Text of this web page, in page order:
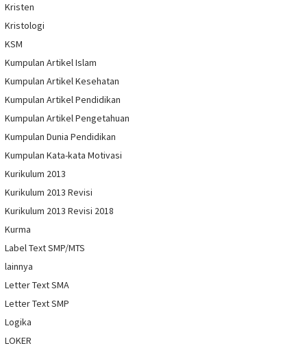
Kristen
Kristologi
KSM
Kumpulan Artikel Islam
Kumpulan Artikel Kesehatan
Kumpulan Artikel Pendidikan
Kumpulan Artikel Pengetahuan
Kumpulan Dunia Pendidikan
Kumpulan Kata-kata Motivasi
Kurikulum 2013
Kurikulum 2013 Revisi
Kurikulum 2013 Revisi 2018
Kurma
Label Text SMP/MTS
lainnya
Letter Text SMA
Letter Text SMP
Logika
LOKER